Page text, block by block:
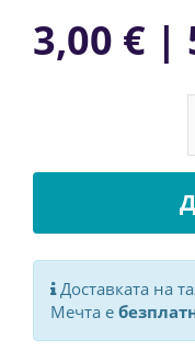
3,00 € |
Доставката на
Мечта е